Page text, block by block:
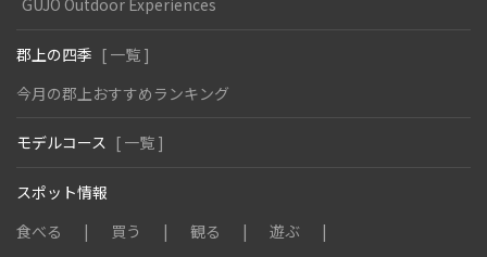
GUJO Outdoor Experiences
郡上の四季 [ 一覧 ]
今月の郡上おすすめランキング
モデルコース [ 一覧 ]
スポット情報
食べる
買う 観る
遊ぶ